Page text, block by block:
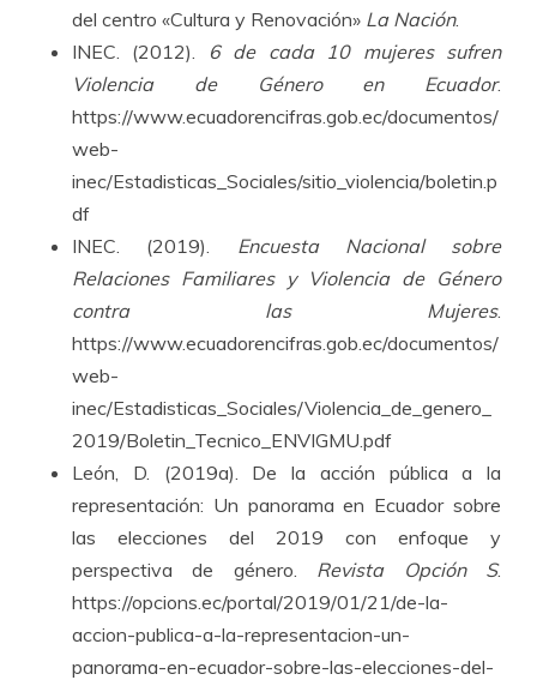
del centro «Cultura y Renovación» La Nación.
INEC. (2012).
6 de cada 10 mujeres sufren
Violencia de Género en Ecuador.
https://www.ecuadorencifras.gob.ec/documentos/
web-
inec/Estadisticas_Sociales/sitio_violencia/boletin.p
df
INEC. (2019). Encuesta Nacional sobre
Relaciones Familiares y Violencia de Género
contra las Mujeres.
https://www.ecuadorencifras.gob.ec/documentos/
web-
inec/Estadisticas_Sociales/Violencia_de_genero_
2019/Boletin_Tecnico_ENVIGMU.pdf
León, D. (2019a). De la acción pública a la
representación: Un panorama en Ecuador sobre
las elecciones del 2019 con enfoque y
perspectiva de género. Revista Opción S.
https://opcions.ec/portal/2019/01/21/de-la-
accion-publica-a-la-representacion-un-
panorama-en-ecuador-sobre-las-elecciones-del-